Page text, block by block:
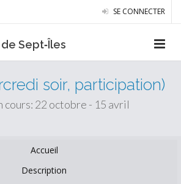
SE CONNECTER
Sept‑Îles
soir, participation)
cours: 22 octobre - 15 avril
Accueil
Description